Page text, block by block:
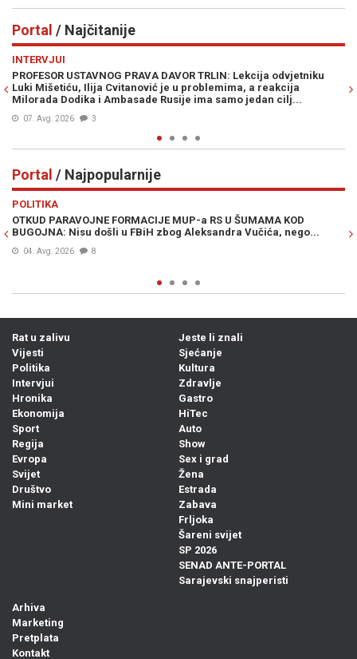
Portal / Najčitanije
INTERVJUI
PROFESOR USTAVNOG PRAVA DAVOR TRLIN: Lekcija odvjetniku
Luki Mišetiću, Ilija Cvitanović je u problemima, a reakcija
Milorada Dodika i Ambasade Rusije ima samo jedan cilj...
07. Avg. 2026 3
Portal / Najpopularnije
POLITIKA
OTKUD PARAVOJNE FORMACIJE MUP-a RS U ŠUMAMA KOD
BUGOJNA: Nisu došli u FBiH zbog Aleksandra Vučića, nego...
04. Avg. 2026 8
Rat u zalivu
Vijesti
Politika
Intervjui
Hronika
Ekonomija
Sport
Regija
Evropa
Svijet
Društvo
Mini market
Jeste li znali
Sjećanje
Kultura
Zdravlje
Gastro
HiTec
Auto
Show
Sex i grad
Žena
Estrada
Zabava
Frljoka
Šareni svijet
SP 2026
SENAD ANTE-PORTAL
Sarajevski snajperisti
Arhiva
Marketing
Pretplata
Kontakt